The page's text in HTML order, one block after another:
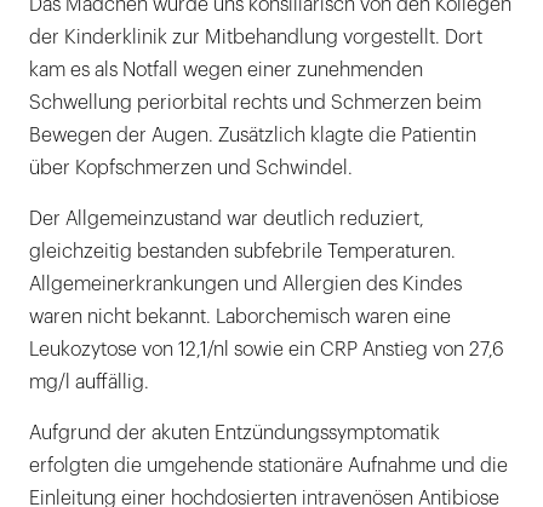
Das Mädchen wurde uns konsiliarisch von den Kollegen
der Kinderklinik zur Mitbehandlung vorgestellt. Dort
kam es als Notfall wegen einer zunehmenden
Schwellung periorbital rechts und Schmerzen beim
Bewegen der Augen. Zusätzlich klagte die Patientin
über Kopfschmerzen und Schwindel.
Der Allgemeinzustand war deutlich reduziert,
gleichzeitig bestanden subfebrile Temperaturen.
Allgemeinerkrankungen und Allergien des Kindes
waren nicht bekannt. Laborchemisch waren eine
Leukozytose von 12,1/nl sowie ein CRP Anstieg von 27,6
mg/l auffällig.
Aufgrund der akuten Entzündungssymptomatik
erfolgten die umgehende stationäre Aufnahme und die
Einleitung einer hochdosierten intravenösen Antibiose